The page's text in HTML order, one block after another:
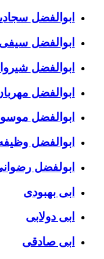
ابوالفضل
ابوالفضل سیفی
ابوالفضل
ابوالفضل
ابوالفضل
ابوالفضل
ابولفضل
ابی بهبودی
ابی دولابی
ابی صادقی